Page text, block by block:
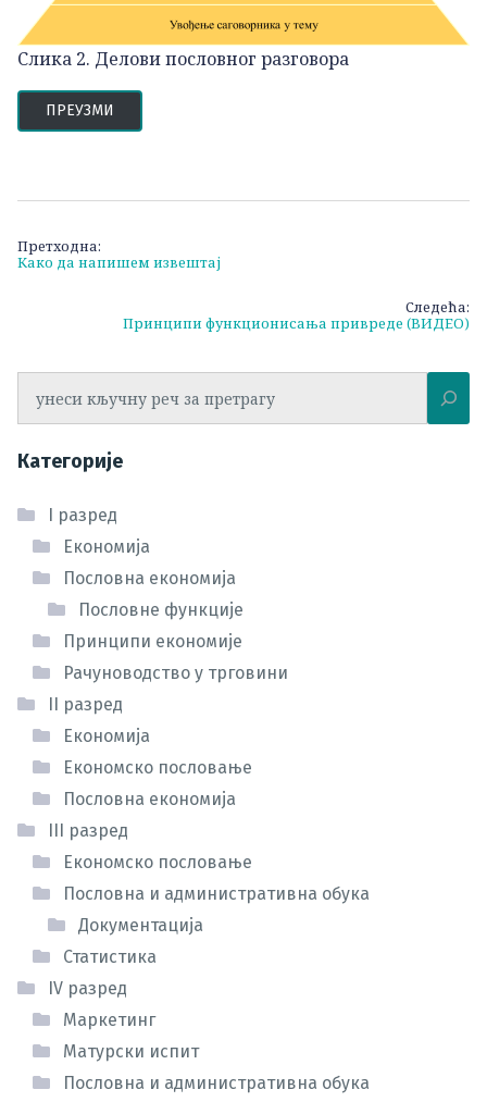
Слика 2. Делови пословног разговора
ПРЕУЗМИ
Кретање
чланка
Претходна:
Како да напишем извештај
Следећа:
Принципи функционисања привреде (ВИДЕО)
Категорије
I разред
Економија
Пословна економија
Пословне функције
Принципи економије
Рачуноводство у трговини
II разред
Економија
Економско пословање
Пословна економија
III разред
Економско пословање
Пословна и административна обука
Документација
Статистика
IV разред
Маркетинг
Матурски испит
Пословна и административна обука